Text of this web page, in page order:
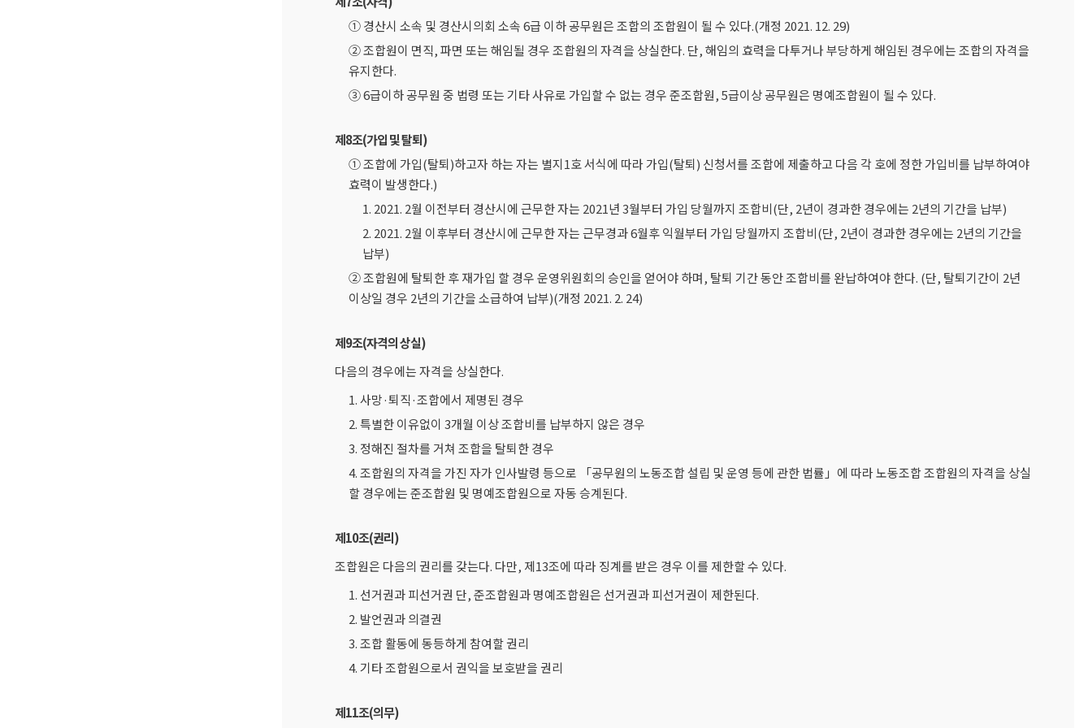
① 경산시 소속 및 경산시의회 소속 6급 이하 공무원은 조합의 조합원이 될 수 있다.(개정 2021. 12. 29)
② 조합원이 면직, 파면 또는 해임될 경우 조합원의 자격을 상실한다. 단, 해임의 효력을 다투거나 부당하게 해임된 경우에는 조합의 자격을
유지한다.
③ 6급이하 공무원 중 법령 또는 기타 사유로 가입할 수 없는 경우 준조합원, 5급이상 공무원은 명예조합원이 될 수 있다.
제8조(가입 및 탈퇴)
① 조합에 가입(탈퇴)하고자 하는 자는 별지1호 서식에 따라 가입(탈퇴) 신청서를 조합에 제출하고 다음 각 호에 정한 가입비를 납부하여야
효력이 발생한다.)
1. 2021. 2월 이전부터 경산시에 근무한 자는 2021년 3월부터 가입 당월까지 조합비(단, 2년이 경과한 경우에는 2년의 기간을 납부)
2. 2021. 2월 이후부터 경산시에 근무한 자는 근무경과 6월후 익월부터 가입 당월까지 조합비(단, 2년이 경과한 경우에는 2년의 기간을
납부)
② 조합원에 탈퇴한 후 재가입 할 경우 운영위원회의 승인을 얻어야 하며, 탈퇴 기간 동안 조합비를 완납하여야 한다. (단, 탈퇴기간이 2년
이상일 경우 2년의 기간을 소급하여 납부)(개정 2021. 2. 24)
제9조(자격의 상실)
다음의 경우에는 자격을 상실한다.
1. 사망·퇴직·조합에서 제명된 경우
2. 특별한 이유없이 3개월 이상 조합비를 납부하지 않은 경우
3. 정해진 절차를 거쳐 조합을 탈퇴한 경우
4. 조합원의 자격을 가진 자가 인사발령 등으로 「공무원의 노동조합 설립 및 운영 등에 관한 법률」에 따라 노동조합 조합원의 자격을 상실
할 경우에는 준조합원 및 명예조합원으로 자동 승계된다.
제10조(권리)
조합원은 다음의 권리를 갖는다. 다만, 제13조에 따라 징계를 받은 경우 이를 제한할 수 있다.
1. 선거권과 피선거권 단, 준조합원과 명예조합원은 선거권과 피선거권이 제한된다.
2. 발언권과 의결권
3. 조합 활동에 동등하게 참여할 권리
4. 기타 조합원으로서 권익을 보호받을 권리
제11조(의무)